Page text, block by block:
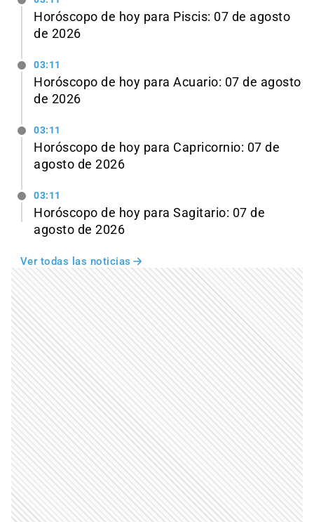
Horóscopo de hoy para Piscis: 07 de agosto
de 2026
03:11
Horóscopo de hoy para Acuario: 07 de agosto
de 2026
03:11
Horóscopo de hoy para Capricornio: 07 de
agosto de 2026
03:11
Horóscopo de hoy para Sagitario: 07 de
agosto de 2026
Ver todas las noticias